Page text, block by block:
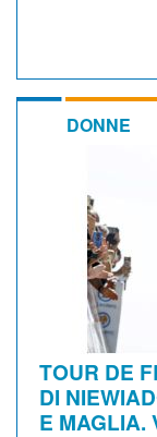
DONNE
TOUR DE
DI
E MAGLIA.